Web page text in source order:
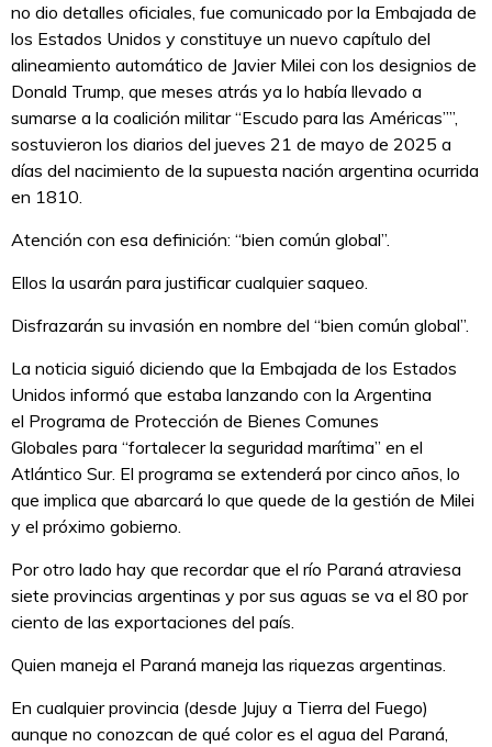
no dio detalles oficiales, fue comunicado por la Embajada de
los Estados Unidos y constituye un nuevo capítulo del
alineamiento automático de Javier Milei con los designios de
Donald Trump, que meses atrás ya lo había llevado a
sumarse a la coalición militar “Escudo para las Américas””,
sostuvieron los diarios del jueves 21 de mayo de 2025 a
días del nacimiento de la supuesta nación argentina ocurrida
en 1810.
Atención con esa definición: “bien común global”.
Ellos la usarán para justificar cualquier saqueo.
Disfrazarán su invasión en nombre del “bien común global”.
La noticia siguió diciendo que la Embajada de los Estados
Unidos informó que estaba lanzando con la Argentina
el Programa de Protección de Bienes Comunes
Globales para “fortalecer la seguridad marítima” en el
Atlántico Sur. El programa se extenderá por cinco años, lo
que implica que abarcará lo que quede de la gestión de Milei
y el próximo gobierno.
Por otro lado hay que recordar que el río Paraná atraviesa
siete provincias argentinas y por sus aguas se va el 80 por
ciento de las exportaciones del país.
Quien maneja el Paraná maneja las riquezas argentinas.
En cualquier provincia (desde Jujuy a Tierra del Fuego)
aunque no conozcan de qué color es el agua del Paraná,